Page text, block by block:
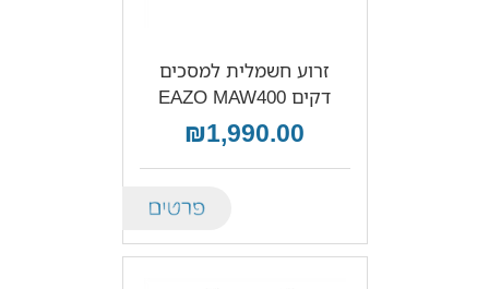
זרוע חשמלית למסכים
דקים EAZO MAW400
₪1,990.00